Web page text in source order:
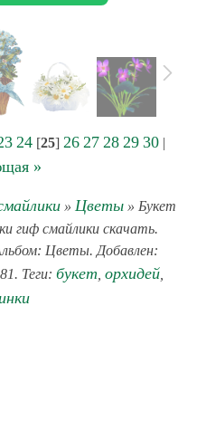
24[25] 26 27 28 29 30|
»
» Цветы » Букет
гиф смайлики скачать.
Цветы. Добавлен:
Теги: букет орхидей